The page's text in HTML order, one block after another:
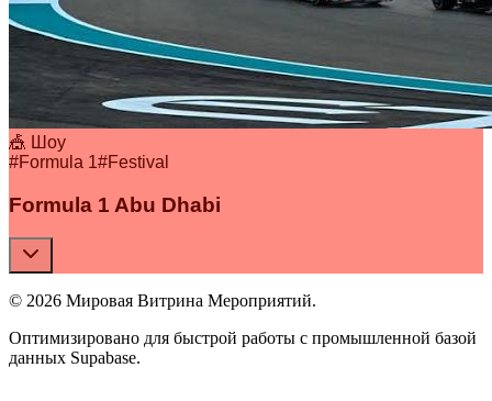
🎪 Шоу
#Formula 1#Festival
Formula 1 Abu Dhabi
© 2026 Мировая Витрина Мероприятий.
Оптимизировано для быстрой работы с промышленной базой
данных Supabase.